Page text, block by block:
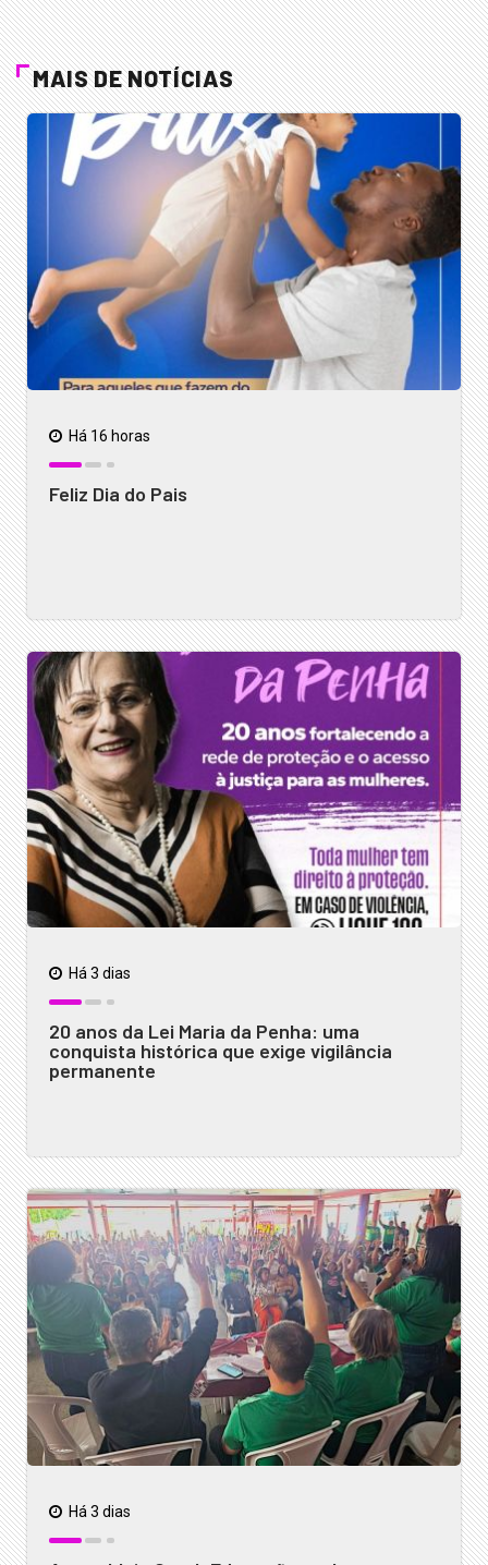
MAIS DE NOTÍCIAS
Há 16 horas
Feliz Dia do Pais
Há 3 dias
20 anos da Lei Maria da Penha: uma
conquista histórica que exige vigilância
permanente
Há 3 dias